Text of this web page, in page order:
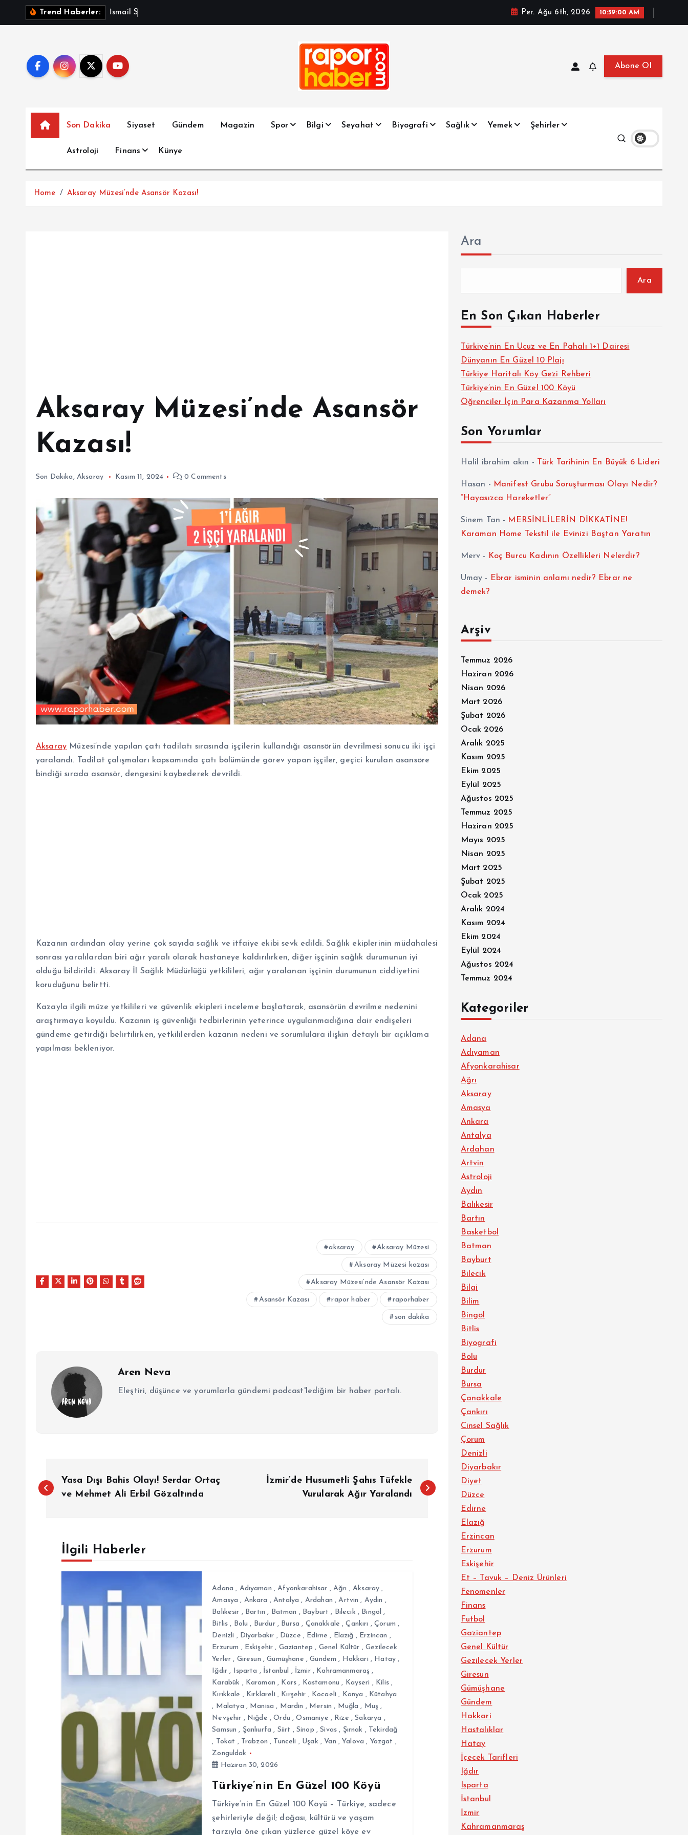
Trend Haberler: sma i S Per. Ağu 6th, 2026 10:59:01 AM
Abone Ol
Son Dakika Siyaset Gündem Magazin Spor Bilgi Seyahat Biyografi Sağlık Yemek Şehirler
Astroloji Finans Künye
Home Aksaray Müzesi’nde Asansör Kazası!
Aksaray Müzesi’nde Asansör
Kazası!
Son Dakika , Aksaray Kasım 11, 2024 0 Comments
Aksaray Müzesi’nde yapılan çatı tadilatı sırasında işçilerin kullandığı asansörün devrilmesi sonucu iki işçi
yaralandı. Tadilat çalışmaları kapsamında çatı bölümünde görev yapan işçiler, geçici kurulan asansöre
bindiği sırada asansör, dengesini kaybederek devrildi.
Kazanın ardından olay yerine çok sayıda sağlık ve itfaiye ekibi sevk edildi. Sağlık ekiplerinin müdahalesi
sonrası yaralılardan biri ağır yaralı olarak hastaneye kaldırılırken, diğer işçinin sağlık durumunun iyi
olduğu bildirildi. Aksaray İl Sağlık Müdürlüğü yetkilileri, ağır yaralanan işçinin durumunun ciddiyetini
koruduğunu belirtti.
Kazayla ilgili müze yetkilileri ve güvenlik ekipleri inceleme başlatarak, asansörün devrilme nedenini
araştırmaya koyuldu. Kazanın iş güvenliği tedbirlerinin yeterince uygulanmadığına dair endişeleri
gündeme getirdiği belirtilirken, yetkililerden kazanın nedeni ve sorumlulara ilişkin detaylı bir açıklama
yapılması bekleniyor.
aksaray Aksaray Müzesi
Aksaray Müzesi kazası
Aksaray Müzesi’nde Asansör Kazası
Asansör Kazası rapor haber raporhaber
son dakika
Aren Neva
Eleştiri, düşünce ve yorumlarla gündemi podcast'lediğim bir haber portalı.
a
Yasa Dışı Bahis Olayı! Serdar Ortaç
ve Mehmet Ali Erbil Gözaltında
İzmir’de Husumetli Şahıs Tüfekle
Vurularak Ağır Yaralandı
İlgili Haberler
Adana , Adıyaman ,Afyonkarahisar ,Ağrı ,Aksaray ,
Amasya , Ankara ,Antalya , Ardahan ,Artvin , Aydın ,
Balıkesir , Bartın , Batman , Bayburt , Bilecik , Bingöl ,
Bitlis , Bolu , Burdur, Bursa , Çanakkale ,Çankırı ,Çorum ,
Denizli , Diyarbakır , Düzce , Edirne , Elazığ , Erzincan ,
Erzurum , Eskişehir , Gaziantep , Genel Kültür ,Gezilecek
Yerler , Giresun ,Gümüşhane ,Gündem , Hakkari , Hatay ,
Iğdır , Isparta , İstanbul , İzmir, Kahramanmaraş ,
Karabük , Karaman , Kars , Kastamonu , Kayseri , Kilis,
Kırıkkale , Kırklareli , Kırşehir , Kocaeli , Konya , Kütahya
, Malatya , Manisa , Mardin , Mersin , Muğla , Muş ,
Nevşehir , Niğde ,Ordu ,Osmaniye , Rize ,Sakarya ,
Samsun , Şanlıurfa , Siirt , Sinop ,Sivas , Şırnak , Tekirdağ
, Tokat , Trabzon , Tunceli , Uşak ,Van ,Yalova , Yozgat ,
Zonguldak
Haziran 30, 2026
Türkiye’nin En Güzel 100 Köyü
Türkiye’nin En Güzel 100 Köyü – Türkiye, sadece
şehirleriyle değil; doğası, kültürü ve yaşam
tarzıyla öne çıkan yüzlerce güzel köye ev
Ara
Ara
En Son Çıkan Haberler
Türkiye’nin En Ucuz ve En Pahalı 1+1 Dairesi
Dünyanın En Güzel 10 Plajı
Türkiye Haritalı Köy Gezi Rehberi
Türkiye’nin En Güzel 100 Köyü
Öğrenciler İçin Para Kazanma Yolları
Son Yorumlar
Halil ibrahim akın - Türk Tarihinin En Büyük 6 Lideri
Hasan - Manifest Grubu Soruşturması Olayı Nedir?
“Hayasızca Hareketler”
Sinem Tan - MERSİNLİLERİN DİKKATİNE!
Karaman Home Tekstil ile Evinizi Baştan Yaratın
Merv - Koç Burcu Kadının Özellikleri Nelerdir?
Umay -
Ebrar isminin anlamı nedir? Ebrar ne
demek?
Arşiv
Temmuz 2026
Haziran 2026
Nisan 2026
Mart 2026
Şubat 2026
Ocak 2026
Aralık 2025
Kasım 2025
Ekim 2025
Eylül 2025
Ağustos 2025
Temmuz 2025
Haziran 2025
Mayıs 2025
Nisan 2025
Mart 2025
Şubat 2025
Ocak 2025
Aralık 2024
Kasım 2024
Ekim 2024
Eylül 2024
Ağustos 2024
Temmuz 2024
Kategoriler
Adana
Adıyaman
Afyonkarahisar
Ağrı
Aksaray
Amasya
Ankara
Antalya
Ardahan
Artvin
Astroloji
Aydın
Balıkesir
Bartın
Basketbol
Batman
Bayburt
Bilecik
Bilgi
Bilim
Bingöl
Bitlis
Biyografi
Bolu
Burdur
Bursa
Çanakkale
Çankırı
Cinsel Sağlık
Çorum
Denizli
Diyarbakır
Diyet
Düzce
Edirne
Elazığ
Erzincan
Erzurum
Eskişehir
Et – Tavuk – Deniz Ürünleri
Fenomenler
Finans
Futbol
Gaziantep
Genel Kültür
Gezilecek Yerler
Giresun
Gümüşhane
Gündem
Hakkari
Hastalıklar
Hatay
İçecek Tarifleri
Iğdır
Isparta
İstanbul
İzmir
Kahramanmaraş